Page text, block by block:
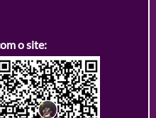
o site: